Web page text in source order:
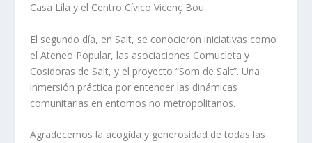
Casa Lila y el Centro Cívico Vicenç Bou.
El segundo día, en Salt, se conocieron iniciativas como
el Ateneo Popular, las asociaciones Comucleta y
Cosidoras de Salt, y el proyecto “Som de Salt”. Una
inmersión práctica por entender las dinámicas
comunitarias en entornos no metropolitanos.
Agradecemos la acogida y generosidad de todas las